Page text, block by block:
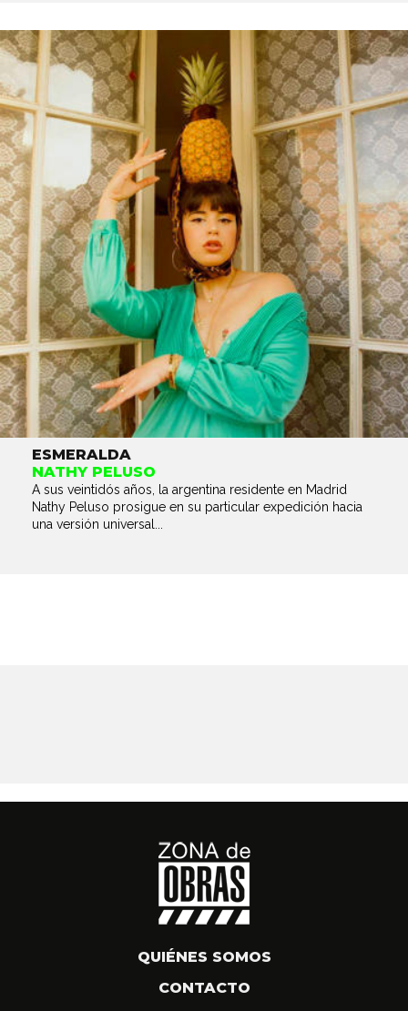
ESMERALDA
NATHY PELUSO
A sus veintidós años, la argentina residente en Madrid
Nathy Peluso prosigue en su particular expedición hacia
una versión universal...
QUIÉNES SOMOS
CONTACTO